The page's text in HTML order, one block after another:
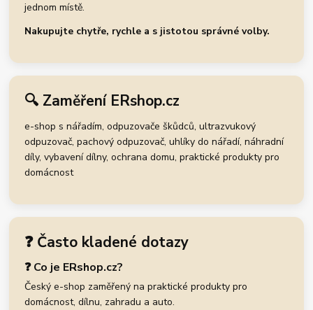
jednom místě.
Nakupujte chytře, rychle a s jistotou správné volby.
🔍 Zaměření ERshop.cz
e-shop s nářadím, odpuzovače škůdců, ultrazvukový
odpuzovač, pachový odpuzovač, uhlíky do nářadí, náhradní
díly, vybavení dílny, ochrana domu, praktické produkty pro
domácnost
❓ Často kladené dotazy
❓ Co je ERshop.cz?
Český e-shop zaměřený na praktické produkty pro
domácnost, dílnu, zahradu a auto.